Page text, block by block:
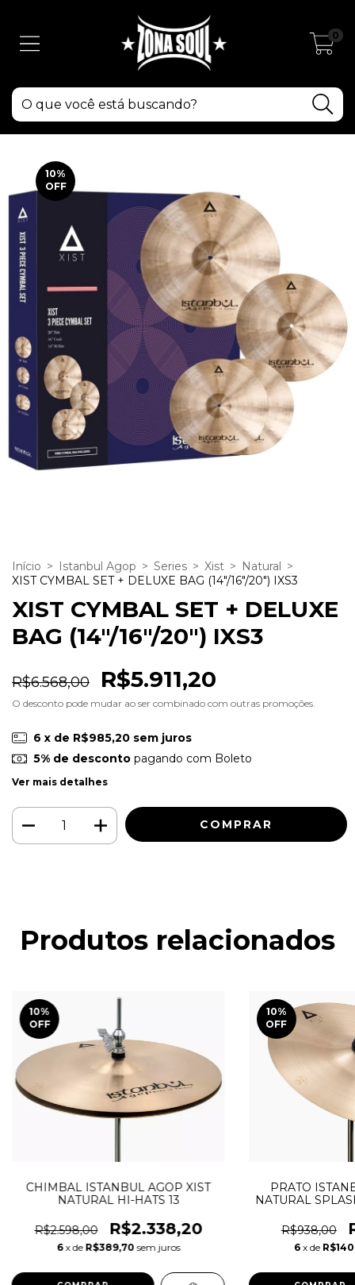
0
10%
OFF
Início > Istanbul Agop > Series > Xist > Natural >
XIST CYMBAL SET + DELUXE BAG (14"/16"/20") IXS3
XIST CYMBAL SET + DELUXE
BAG (14"/16"/20") IXS3
R$6.568,00 R$5.911,20
O desconto pode mudar ao ser combinado com outras promoções.
6 x de R$985,20 sem juros
5% de descontopagando com Boleto
Ver mais detalhes
Produtos relacionados
10%
OFF
CHIMBAL ISTANBUL AGOP XIST
NATURAL HI-HATS 13
R$2.598,00 R$2.338,20
6 x de R$389,70 sem juros
10%
OFF
PRATO
NATURAL
R$938,00
6 x de